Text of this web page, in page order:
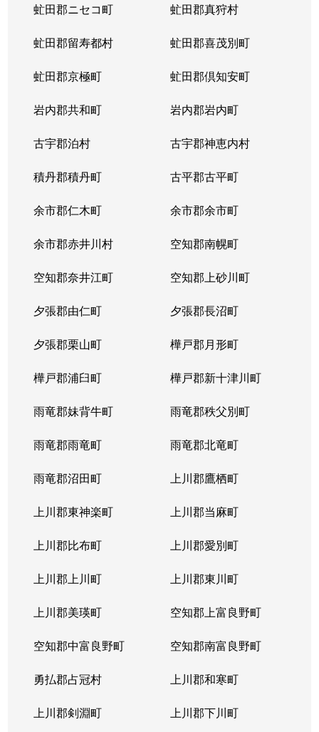
虻田郡ニセコ町 虻田郡真狩村
虻田郡留寿都村 虻田郡喜茂別町
虻田郡京極町 虻田郡倶知安町
岩内郡共和町 岩内郡岩内町
古宇郡泊村 古宇郡神恵内村
積丹郡積丹町 古平郡古平町
余市郡仁木町 余市郡余市町
余市郡赤井川村 空知郡南幌町
空知郡奈井江町 空知郡上砂川町
夕張郡由仁町 夕張郡長沼町
夕張郡栗山町 樺戸郡月形町
樺戸郡浦臼町 樺戸郡新十津川町
雨竜郡妹背牛町 雨竜郡秩父別町
雨竜郡雨竜町 雨竜郡北竜町
雨竜郡沼田町 上川郡鷹栖町
上川郡東神楽町 上川郡当麻町
上川郡比布町 上川郡愛別町
上川郡上川町 上川郡東川町
上川郡美瑛町 空知郡上富良野町
空知郡中富良野町 空知郡南富良野町
勇払郡占冠村 上川郡和寒町
上川郡剣淵町 上川郡下川町